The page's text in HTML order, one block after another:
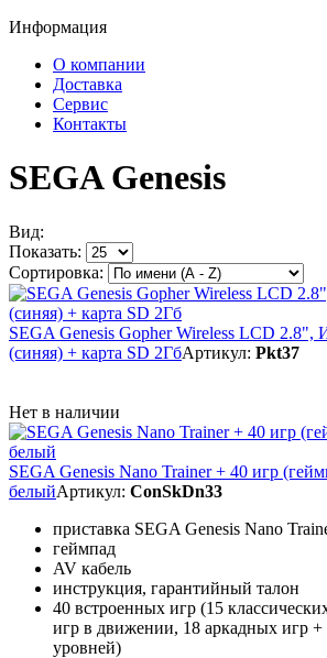
Информация
О компании
Доставка
Сервис
Контакты
SEGA Genesis
Вид:
Показать:
Сортировка:
SEGA Genesis Gopher Wireless LCD 2.8",
(синяя) + карта SD 2ГбАртикул: Pkt37
Нет в наличии
SEGA Genesis Nano Trainer + 40 игр
белыйАртикул: ConSkDn33
приставка SEGA Genesis Nano
геймпад
AV кабель
инструкция, гарантийный талон
40 встроенных игр (15
игр в движении, 18 аркадных игр
уровней)